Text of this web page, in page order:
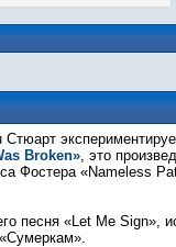
Стюарт
Broken», это
Фостера «Nameless
песня «Let Me Sign»,